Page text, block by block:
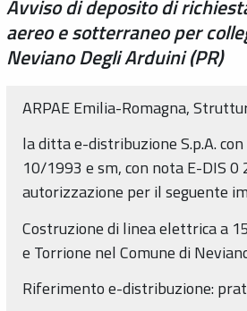
Avviso di deposito di
aereo e sotterraneo per
Neviano Degli Arduini (PR)
ARPAE Emilia-Romagna,
la ditta e-distribuzione S.p.A.
10/1993 e sm, con nota E-DIS
autorizzazione per il seguente
Costruzione di linea elettrica a
e Torrione nel Comune di
Riferimento e-distribuzione: